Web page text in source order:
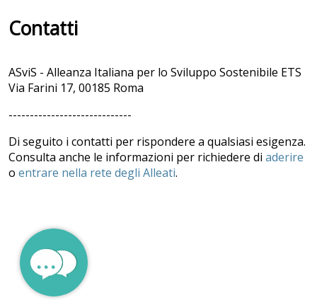
Contatti
ASviS - Alleanza Italiana per lo Sviluppo Sostenibile ETS
Via Farini 17, 00185 Roma
-----------------------------
Di seguito i contatti per rispondere a qualsiasi esigenza.
Consulta anche le informazioni per richiedere di aderire
o entrare nella rete degli Alleati.